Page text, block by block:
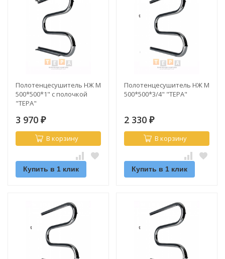
Полотенцесушитель НЖ М
500*500*1" с полочкой
"ТЕРА"
3 970 ₽
В корзину
Купить в 1 клик
Полотенцесушитель НЖ М
500*500*3/4" "ТЕРА"
2 330 ₽
В корзину
Купить в 1 клик